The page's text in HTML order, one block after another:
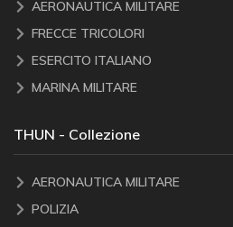
AERONAUTICA MILITARE
FRECCE TRICOLORI
ESERCITO ITALIANO
MARINA MILITARE
THUN - Collezione
AERONAUTICA MILITARE
POLIZIA